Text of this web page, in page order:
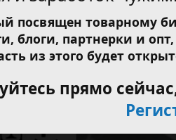
посвящен товарному
блоги, партнерки и
из этого будет
прямо